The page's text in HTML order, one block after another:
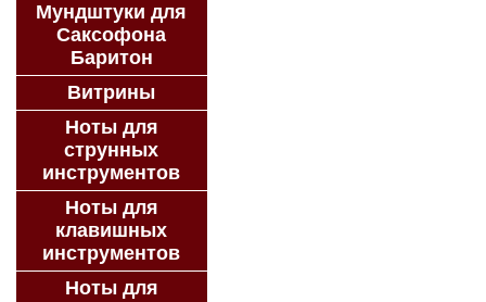
Мундштуки для
Саксофона
Баритон
Витрины
Ноты для
струнных
инструментов
Ноты для
клавишных
инструментов
Ноты для